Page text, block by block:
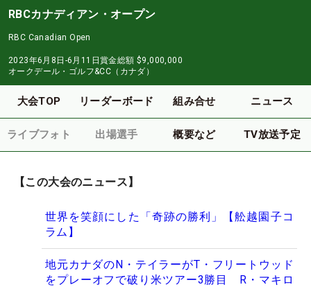
RBCカナディアン・オープン
RBC Canadian Open
2023年6月8日-6月11日賞金総額 $9,000,000
オークデール・ゴルフ&CC（カナダ）
大会TOP リーダーボード 組み合せ ニュース
ライブフォト 出場選手 概要など TV放送予定
【この大会のニュース】
世界を笑顔にした「奇跡の勝利」【舩越園子コ
ラム】
地元カナダのN・テイラーがT・フリートウッド
をプレーオフで破り米ツアー3勝目 R・マキロ